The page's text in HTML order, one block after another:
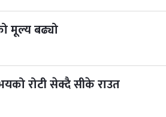
मूल्य बढ्यो
रोटी सेक्दै सीके राउत